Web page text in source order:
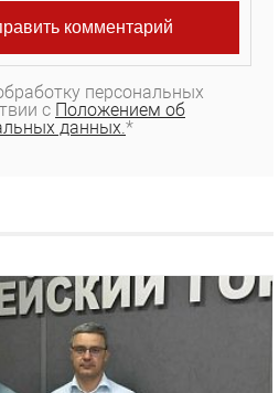
персональных
с Положением об
данных.*